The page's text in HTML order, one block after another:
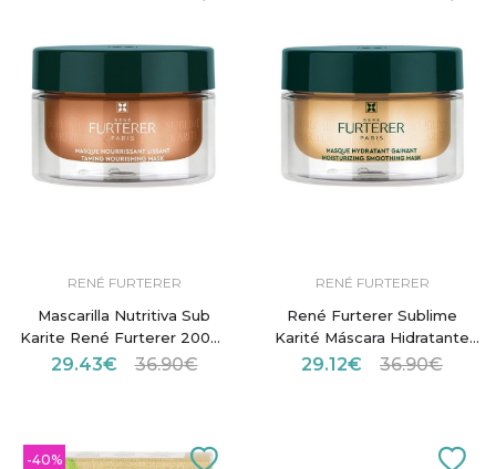
RENÉ FURTERER
Mascarilla Nutritiva Sub
Karite René Furterer 200ml
- Nutrición Intensa para el
29.43€ 36.90€
RENÉ FURTERER
René Furterer Sublime
Karité Máscara Hidratante
de Revestimento 200ml
29.12€ 36.90€
-40%